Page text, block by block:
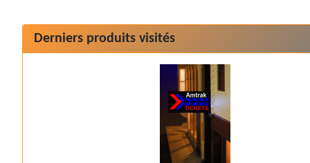
Derniers produits visités